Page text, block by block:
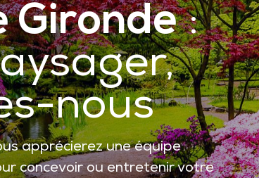
Gironde:
nous
apprécierez une équipe
concevoir ou entretenir votre